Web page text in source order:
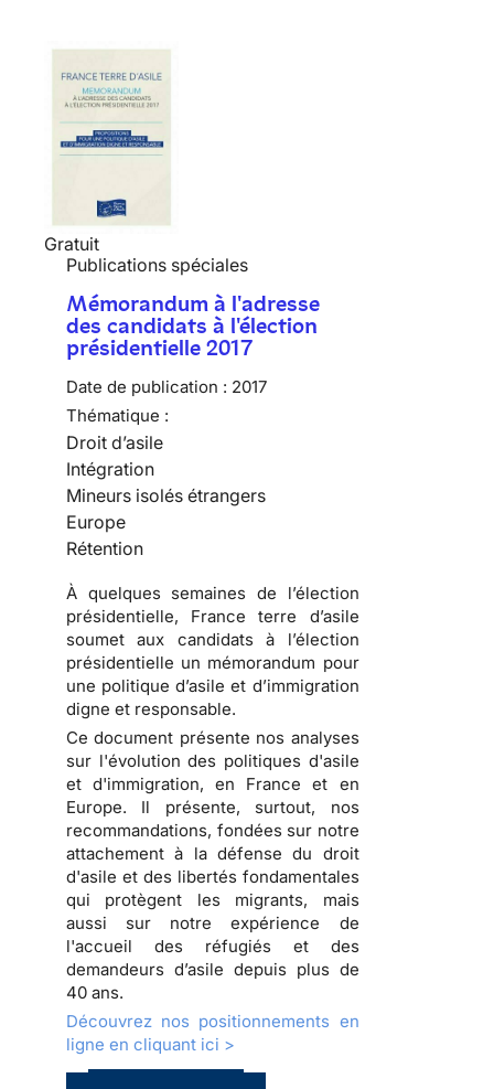
Gratuit
Publications spéciales
Mémorandum à l'adresse
des candidats à l'élection
présidentielle 2017
Date de publication : 2017
Thématique :
Droit d’asile
Intégration
Mineurs isolés étrangers
Europe
Rétention
À quelques semaines de l’élection
présidentielle, France terre d’asile
soumet aux candidats à l’élection
présidentielle un mémorandum pour
une politique d’asile et d’immigration
digne et responsable.
Ce document présente nos analyses
sur l'évolution des politiques d'asile
et d'immigration, en France et en
Europe. Il présente, surtout, nos
recommandations, fondées sur notre
attachement à la défense du droit
d'asile et des libertés fondamentales
qui protègent les migrants, mais
aussi sur notre expérience de
l'accueil des réfugiés et des
demandeurs d’asile depuis plus de
40 ans.
Découvrez nos positionnements en
ligne en cliquant ici >